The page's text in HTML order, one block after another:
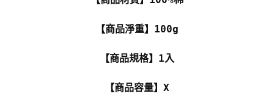
【商品淨重】100g
【商品規格】1入
【商品容量】X